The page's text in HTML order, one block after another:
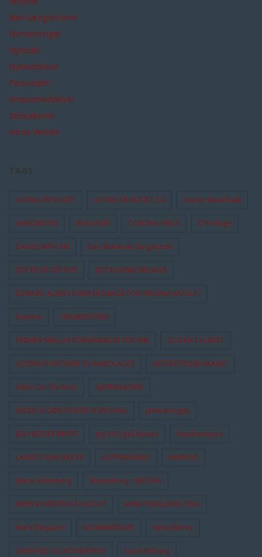
Ikke kategoriseret
Nomineringer
Nyheder
Nyhedsbreve
Personalet
Pressemeddelser
Selskaberne
Vores Venner
ALTING ER NOGET ALTING ER NOGET 2.0 Anette Støvelbæk
ANKOMSTEN BEAUVOIR CORONA-VIRUS CPH Stage
DANCE WITH ME Den Skaldede Sangerinde
DET ER SÅ DET NYE DET FILMISKE SELSKAB
EDWARD ALBEES HVEM ER BANGE FOR VIRGINIA WOOLF?
Enetime FRANKENSTEIN
FRØKEN SMILLAS FORNEMMELSE FOR SNE GODNAT ALBERT
GODNATHISTORIER TIL NABOLAGET HESTESTOLESELSKABET
Hitler On The Roof HJERNEKASSEN
INDEN VI DØR SYNGER VI EN SANG Jantedrengen
JEG HEDDER BENTE Jeg Vil Også Kysses Kussesumpen
LANDET SOM IKKE ER LOPPEMARKED MAIREAD
Maria Vinterberg Marienborg - NEJ TAK!
MENS VI VENTER PÅ GODOT MINE FORÆLDRES TING
Niels Ellegaard NOMINERINGER Nyhedsbrev
SANDHED OG KONSEKVENS Sarah Boberg